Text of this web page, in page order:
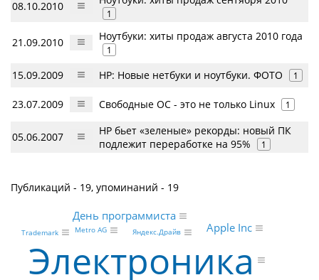
08.10.2010
1
21.09.2010 Ноутбуки: хиты продаж августа 2010 года
1
15.09.2009 HP: Новые нетбуки и ноутбуки. ФОТО 1
23.07.2009 Свободные ОС - это не только Linux 1
05.06.2007
HP бьет «зеленые» рекорды: новый ПК
подлежит переработке на 95%
1
Публикаций - 19, упоминаний - 19
Электроника
Apple Inc
День программиста
Яндекс.Драйв
Metro AG
Trademark